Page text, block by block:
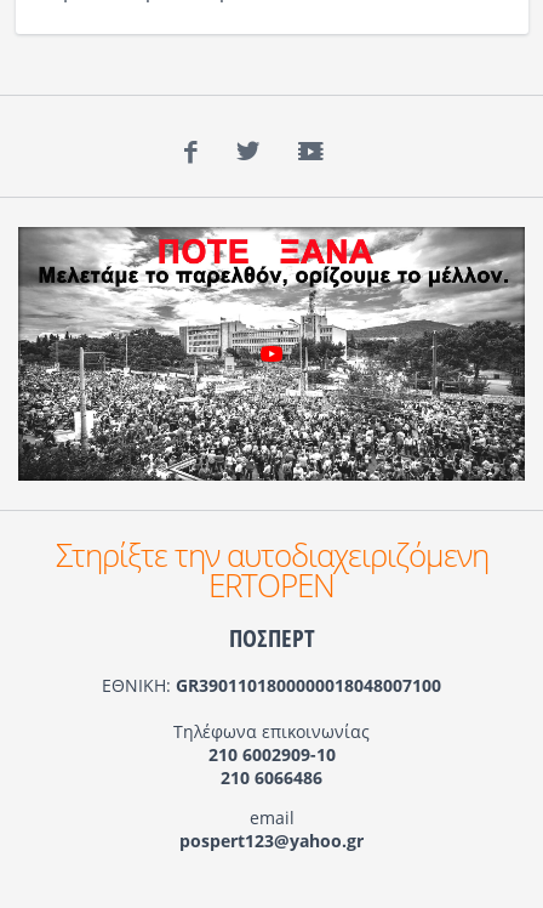
Facebook
TwitterYouTube
Στηρίξτε την αυτοδιαχειριζόμενη
ERTOPEN
ΠΟΣΠΕΡΤ
ΕΘΝΙΚΗ: GR3901101800000018048007100
Τηλέφωνα επικοινωνίας
210 6002909-10
210 6066486
email
pospert123@yahoo.gr